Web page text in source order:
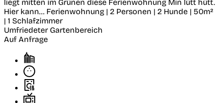
liegt mitten im Grünen diese Ferienwohnung Min lütt hütt.
Hier kann... Ferienwohnung | 2 Personen | 2 Hunde | 50m²
| 1 Schlafzimmer
Umfriedeter Gartenbereich
Auf Anfrage